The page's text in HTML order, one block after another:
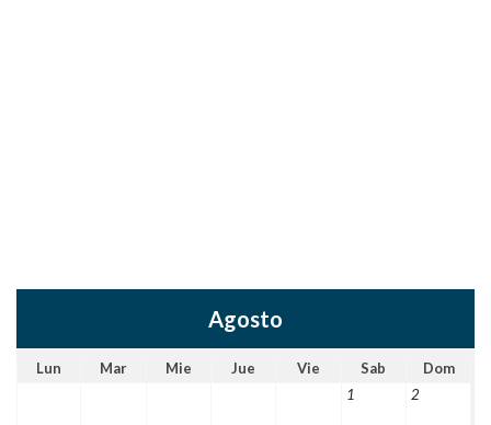
Agosto
Lun Mar Mie Jue Vie Sab
Dom
1
2